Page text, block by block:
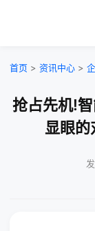
首页 > 资讯中心 >
抢占先机!
显眼